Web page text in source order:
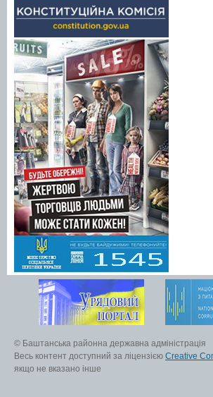
© Баштанська районна державна адміністрація
Весь контент доступний за ліцензією Creative
якщо не вказано інше